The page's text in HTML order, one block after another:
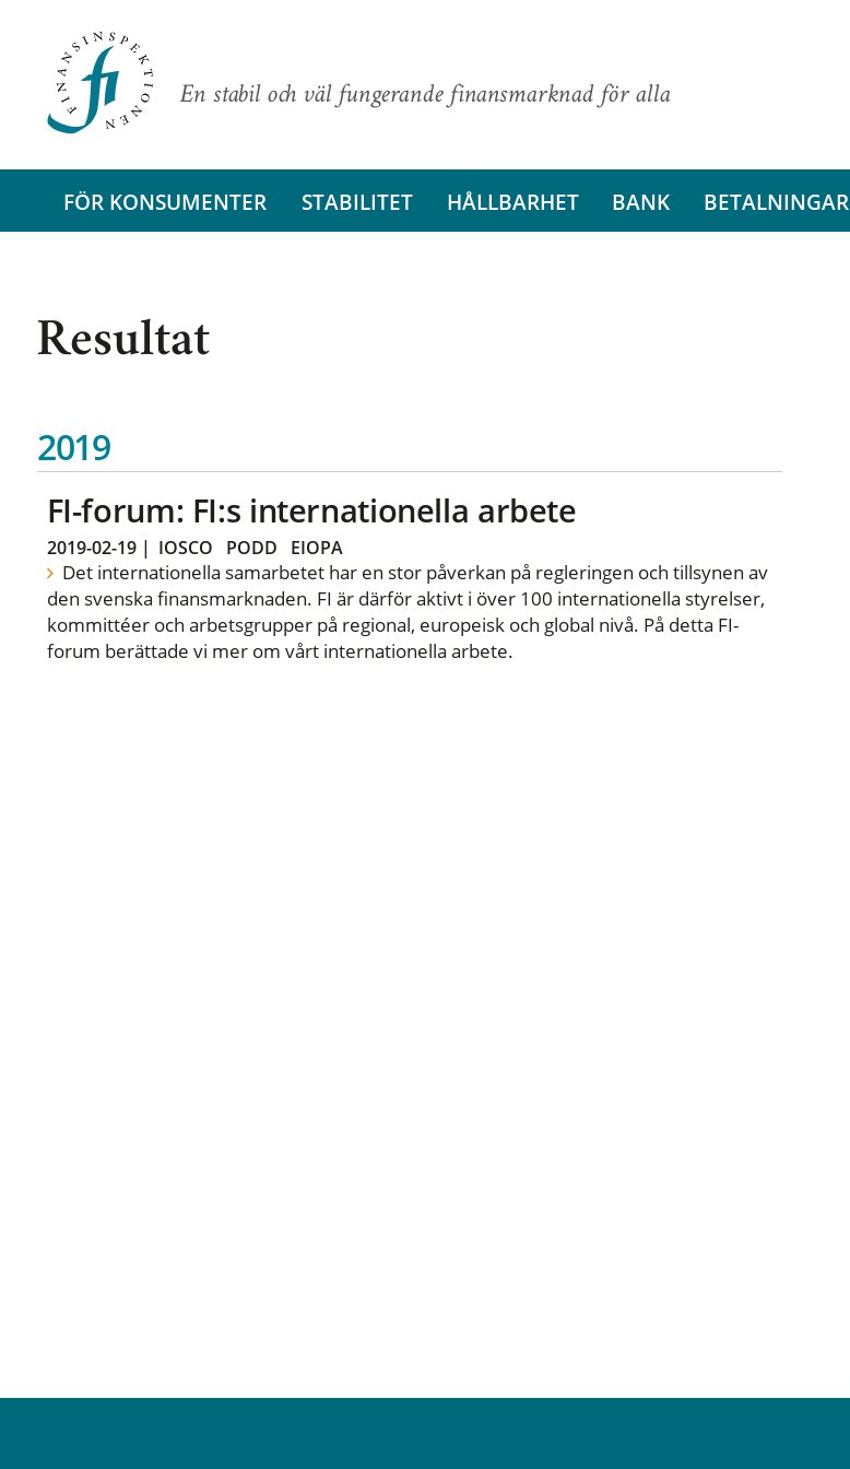
En stabil och väl fungerande finansmarknad för alla
FÖR KONSUMENTER STABILITET HÅLLBARHET BANK BETALNINGAR
Resultat
2019
FI-forum: FI:s internationella arbete
2019-02-19| IOSCO PODD EIOPA
Det internationella samarbetet har en stor påverkan på regleringen och tillsynen av
den svenska finansmarknaden. FI är därför aktivt i över 100 internationella styrelser,
kommittéer och arbetsgrupper på regional, europeisk och global nivå. På detta FI-
forum berättade vi mer om vårt internationella arbete.